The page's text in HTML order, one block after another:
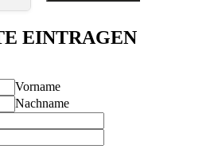
EINTRAGEN
Vorname
Nachname